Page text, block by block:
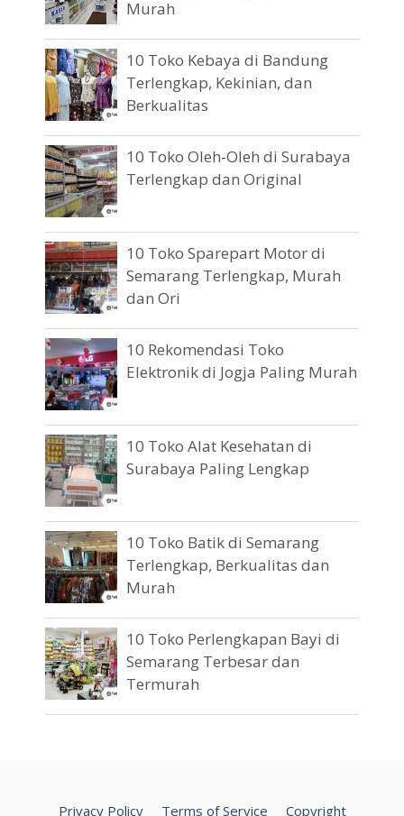
Murah
10 Toko Kebaya di Bandung
Terlengkap, Kekinian, dan
Berkualitas
10 Toko Oleh-Oleh di Surabaya
Terlengkap dan Original
10 Toko Sparepart Motor di
Semarang Terlengkap, Murah
dan Ori
10 Rekomendasi Toko
Elektronik di Jogja Paling Murah
10 Toko Alat Kesehatan di
Surabaya Paling Lengkap
10 Toko Batik di Semarang
Terlengkap, Berkualitas dan
Murah
10 Toko Perlengkapan Bayi di
Semarang Terbesar dan
Termurah
Privacy Policy Terms of Service Copyright